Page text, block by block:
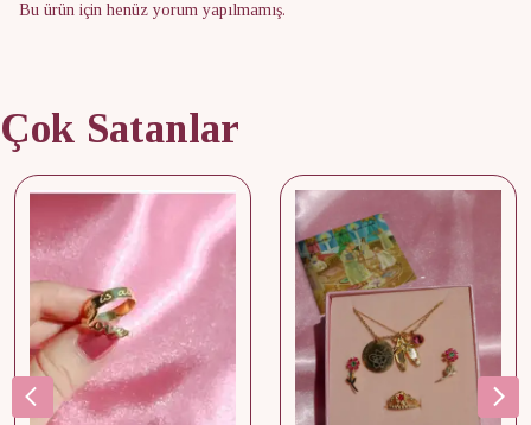
Bu ürün için henüz yorum yapılmamış.
Çok Satanlar